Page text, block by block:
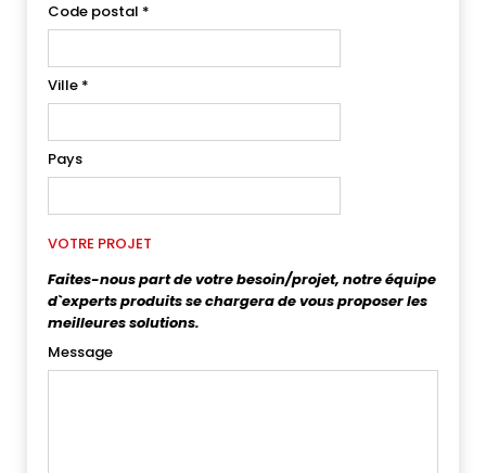
Code postal *
Ville *
Pays
VOTRE PROJET
Faites-nous part de votre besoin/projet, notre équipe
d`experts produits se chargera de vous proposer les
meilleures solutions.
Message